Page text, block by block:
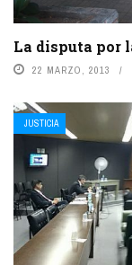
La disputa por
22 MARZO, 2013
JUSTICIA